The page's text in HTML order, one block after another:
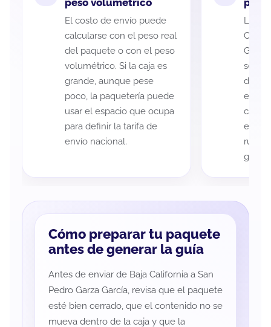
El costo de envío puede
calcularse con el peso real
del paquete o con el peso
volumétrico. Si la caja es
grande, aunque pese
poco, la paquetería puede
usar el espacio que ocupa
para definir la tarifa de
envío nacional.
La
Garza
de
cada
es
ruta
guía
Cómo preparar tu paquete
antes de generar la guía
Antes de enviar de Baja California a San
Pedro Garza García, revisa que el paquete
esté bien cerrado, que el contenido no se
mueva dentro de la caja y que la